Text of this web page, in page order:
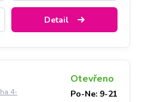
Detail
4-
Otevřeno
Po-Ne: 9-21